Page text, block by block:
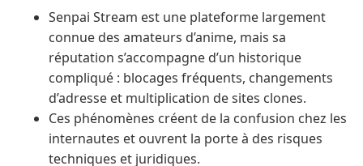
Senpai Stream est une plateforme largement
connue des amateurs d’anime, mais sa
réputation s’accompagne d’un historique
compliqué : blocages fréquents, changements
d’adresse et multiplication de sites clones.
Ces phénomènes créent de la confusion chez les
internautes et ouvrent la porte à des risques
techniques et juridiques.